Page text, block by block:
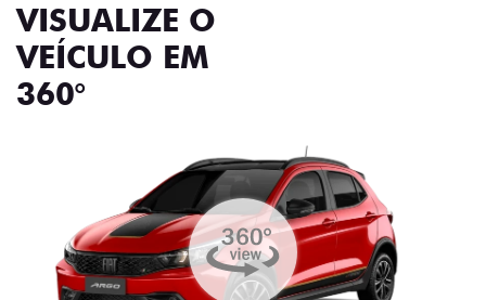
VISUALIZE O
VEÍCULO EM
360°